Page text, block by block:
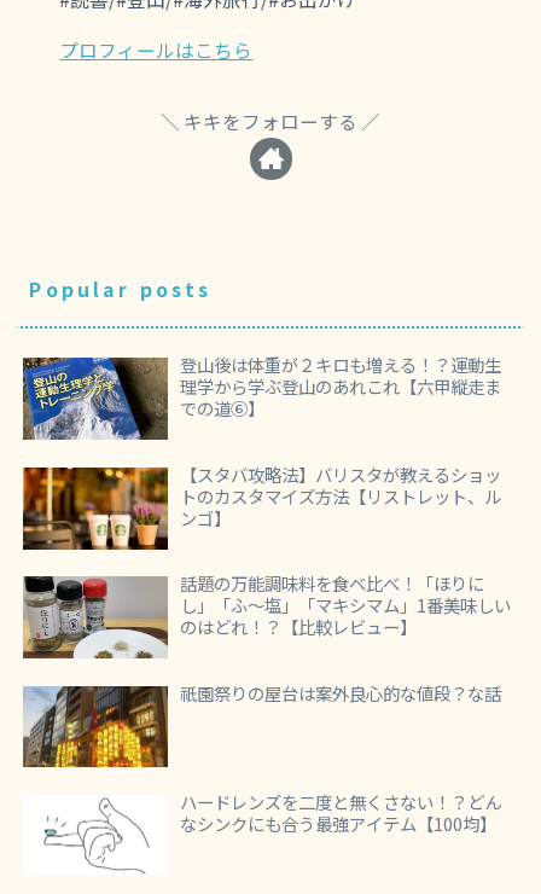
プロフィールはこちら
キキをフォローする
Popular posts
登山後は体重が２キロも増える！？運動生
理学から学ぶ登山のあれこれ【六甲縦走ま
での道⑥】
【スタバ攻略法】バリスタが教えるショッ
トのカスタマイズ方法【リストレット、ル
ンゴ】
話題の万能調味料を食べ比べ！「ほりに
し」「ふ～塩」「マキシマム」1番美味しい
のはどれ！？【比較レビュー】
祇園祭りの屋台は案外良心的な値段？な話
ハードレンズを二度と無くさない！？どん
なシンクにも合う最強アイテム【100均】